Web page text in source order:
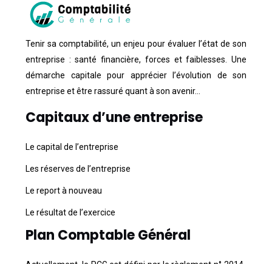
Tenir sa comptabilité, un enjeu pour évaluer l’état de son
entreprise : santé financière, forces et faiblesses. Une
démarche capitale pour apprécier l’évolution de son
entreprise et être rassuré quant à son avenir…
Capitaux d’une entreprise
Le capital de l’entreprise
Les réserves de l’entreprise
Le report à nouveau
Le résultat de l’exercice
Plan Comptable Général